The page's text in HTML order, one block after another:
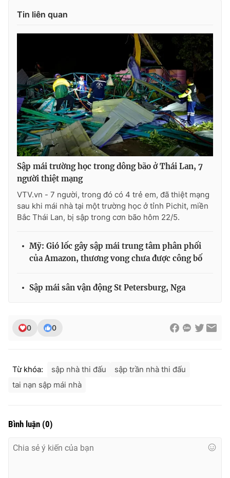
Tin liên quan
Sập mái trường học trong dông bão ở Thái Lan, 7
người thiệt mạng
VTV.vn - 7 người, trong đó có 4 trẻ em, đã thiệt mạng
sau khi mái nhà tại một trường học ở tỉnh Pichit, miền
Bắc Thái Lan, bị sập trong cơn bão hôm 22/5.
Mỹ: Gió lốc gây sập mái trung tâm phân phối
của Amazon, thương vong chưa được công bố
Sập mái sân vận động St Petersburg, Nga
0 0
Từ khóa: sập nhà thi đấu
sập trần nhà thi đấu
tai nạn sập mái nhà
Bình luận (0)